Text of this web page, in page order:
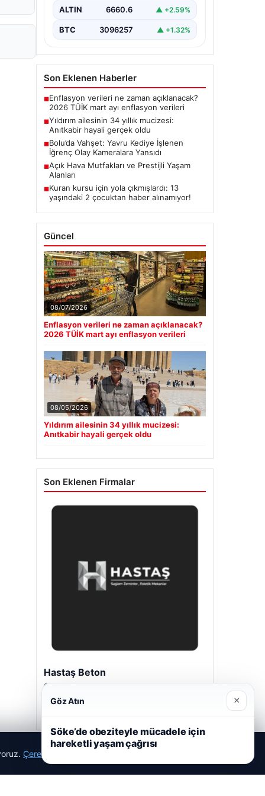
ALTIN 6660.6 ▲ +2.59%
BTC 3096257 ▲ +1.32%
Son Eklenen Haberler
■Enflasyon verileri ne zaman açıklanacak?
2026 TÜİK mart ayı enflasyon verileri
■Yıldırım ailesinin 34 yıllık mucizesi:
Anıtkabir hayali gerçek oldu
■Bolu’da Vahşet: Yavru Kediye İşlenen
İğrenç Olay Kameralara Yansıdı
■Açık Hava Mutfakları ve Prestijli Yaşam
Alanları
■Kuran kursu için yola çıkmışlardı: 13
yaşındaki 2 çocuktan haber alınamıyor!
Güncel
08/07/2026
Enflasyon verileri ne zaman açıklanacak?
2026 TÜİK mart ayı enflasyon verileri
08/05/2026
Yıldırım ailesinin 34 yıllık mucizesi:
Anıtkabir hayali gerçek oldu
Son Eklenen Firmalar
Hastaş Beton
05/26/2026
Çerez Politikamız
Göz Atın ×
Söke’de obeziteyle mücadele için
hareketli yaşam çağrısı